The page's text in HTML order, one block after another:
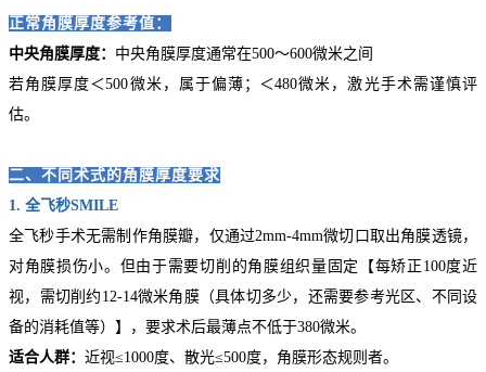
正常角膜厚度参考值：
中央角膜厚度： 中央角膜厚度通常在500～600微米之间
若角膜厚度＜500微米，属于偏薄；＜480微米，激光手术需谨慎评
估。
二、不同术式的角膜厚度要求
1. 全飞秒SMILE
全飞秒手术无需制作角膜瓣，仅通过2mm-4mm微切口取出角膜透镜，
对角膜损伤小。但由于需要切削的角膜组织量固定【每矫正100度近
视，需切削约12-14微米角膜（具体切多少，还需要参考光区、不同设
备的消耗值等）】，要求术后最薄点不低于380微米。
适合人群： 近视≤1000度、散光≤500度，角膜形态规则者。